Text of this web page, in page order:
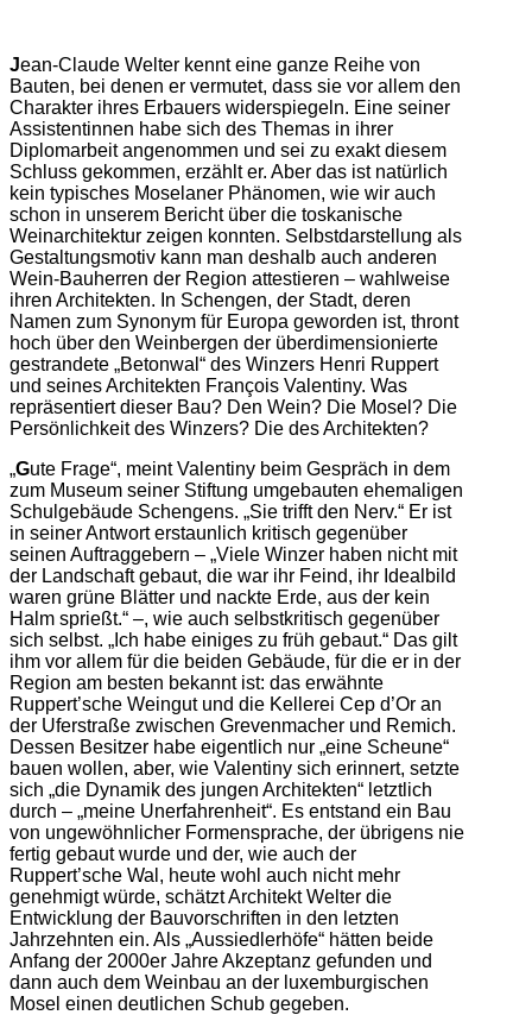
Jean-Claude Welter kennt eine ganze Reihe von
Bauten, bei denen er vermutet, dass sie vor allem den
Charakter ihres Erbauers widerspiegeln. Eine seiner
Assistentinnen habe sich des Themas in ihrer
Diplomarbeit angenommen und sei zu exakt diesem
Schluss gekommen, erzählt er. Aber das ist natürlich
kein typisches Moselaner Phänomen, wie wir auch
schon in unserem Bericht über die toskanische
Weinarchitektur zeigen konnten. Selbstdarstellung als
Gestaltungsmotiv kann man deshalb auch anderen
Wein-Bauherren der Region attestieren – wahlweise
ihren Architekten. In Schengen, der Stadt, deren
Namen zum Synonym für Europa geworden ist, thront
hoch über den Weinbergen der überdimensionierte
gestrandete „Betonwal“ des Winzers Henri Ruppert
und seines Architekten François Valentiny. Was
repräsentiert dieser Bau? Den Wein? Die Mosel? Die
Persönlichkeit des Winzers? Die des Architekten?
„Gute Frage“, meint Valentiny beim Gespräch in dem
zum Museum seiner Stiftung umgebauten ehemaligen
Schulgebäude Schengens. „Sie trifft den Nerv.“ Er ist
in seiner Antwort erstaunlich kritisch gegenüber
seinen Auftraggebern – „Viele Winzer haben nicht mit
der Landschaft gebaut, die war ihr Feind, ihr Idealbild
waren grüne Blätter und nackte Erde, aus der kein
Halm sprießt.“ –, wie auch selbstkritisch gegenüber
sich selbst. „Ich habe einiges zu früh gebaut.“ Das gilt
ihm vor allem für die beiden Gebäude, für die er in der
Region am besten bekannt ist: das erwähnte
Ruppert’sche Weingut und die Kellerei Cep d’Or an
der Uferstraße zwischen Grevenmacher und Remich.
Dessen Besitzer habe eigentlich nur „eine Scheune“
bauen wollen, aber, wie Valentiny sich erinnert, setzte
sich „die Dynamik des jungen Architekten“ letztlich
durch – „meine Unerfahrenheit“. Es entstand ein Bau
von ungewöhnlicher Formensprache, der übrigens nie
fertig gebaut wurde und der, wie auch der
Ruppert’sche Wal, heute wohl auch nicht mehr
genehmigt würde, schätzt Architekt Welter die
Entwicklung der Bauvorschriften in den letzten
Jahrzehnten ein. Als „Aussiedlerhöfe“ hätten beide
Anfang der 2000er Jahre Akzeptanz gefunden und
dann auch dem Weinbau an der luxemburgischen
Mosel einen deutlichen Schub gegeben.